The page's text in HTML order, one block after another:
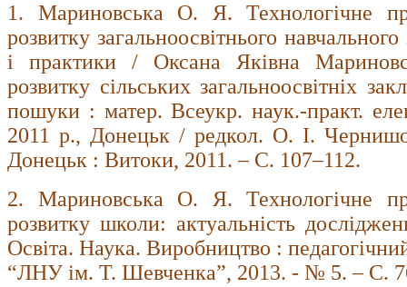
1. Мариновська О. Я. Технологічне
розвитку загальноосвітнього
і практики / Оксана Яківна
розвитку сільських загальноосвітніх
пошуки : матер. Всеукр. наук.-практ.
2011 р., Донецьк / редкол. О. І.
Донецьк : Витоки, 2011. – С. 107–112.
2. Мариновська О. Я. Технологічне
розвитку школи: актуальність
Освіта. Наука. Виробництво :
“ЛНУ ім. Т. Шевченкаˮ, 2013. - № 5. – С.